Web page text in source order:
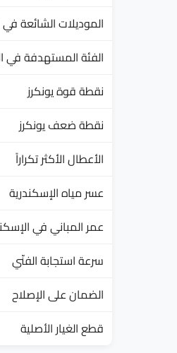
الموديلات الشائعة
الفئة المستهدفة في
نقطة قوة يونكرز
نقطة ضعف يونكرز
الأعطال الأكثر تكراراً
عسر مياه الإسكندرية
عمر المباني في
سرعة استجابة الفنّي
الضمان على الإصلاح
قطع الغيار الأصلية